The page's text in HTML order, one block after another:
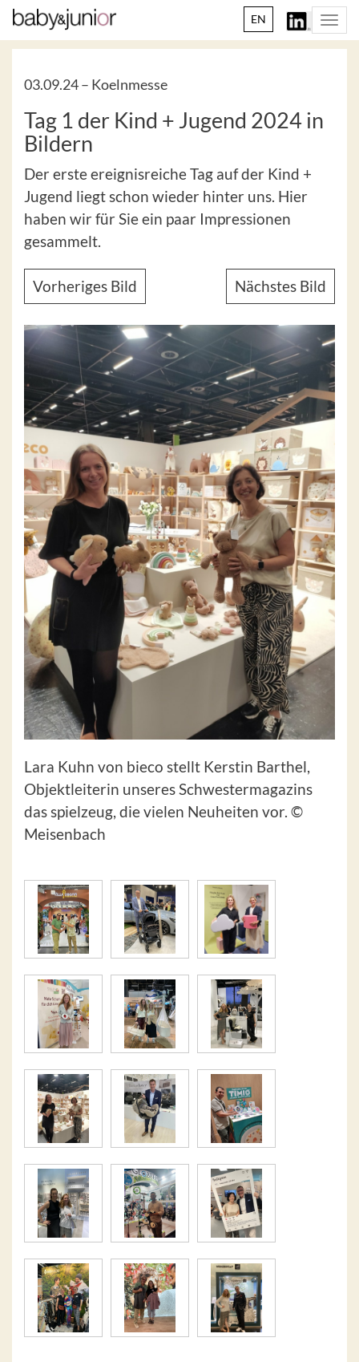
EN
03.09.24 – Koelnmesse
Tag 1 der Kind + Jugend 2024 in
Bildern
Der erste ereignisreiche Tag auf der Kind +
Jugend liegt schon wieder hinter uns. Hier
haben wir für Sie ein paar Impressionen
gesammelt.
Vorheriges Bild Nächstes Bild
Lara Kuhn von bieco stellt Kerstin Barthel,
Objektleiterin unseres Schwestermagazins
das spielzeug, die vielen Neuheiten vor. ©
Meisenbach